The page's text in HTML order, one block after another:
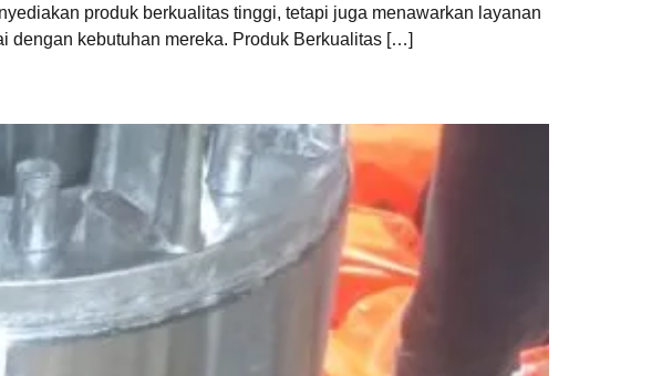
produk berkualitas tinggi, tetapi juga menawarkan layanan
dengan kebutuhan mereka. Produk Berkualitas […]